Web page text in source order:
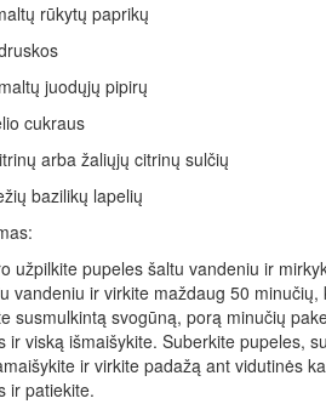
rūkytų paprikų
juodųjų pipirų
cukraus
arba žaliųjų citrinų sulčių
bazilikų lapelių
užpilkite pupeles šaltu vandeniu ir
vandeniu ir virkite maždaug 50
susmulkintą svogūną, porą minučių
ir viską išmaišykite. Suberkite pupeles,
ir virkite padažą ant vidutinės
ir patiekite.